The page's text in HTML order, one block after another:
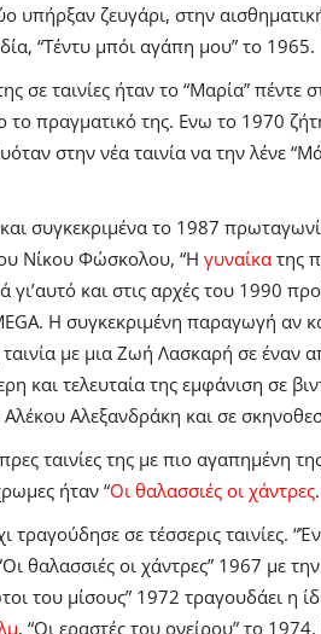
ζευγάρι, στην αισθηματική
“Τέντυ μπόι αγάπη μου” το 1965.
σε ταινίες ήταν το “Μαρία” πέντε
το πραγματικό της. Ενω το 1970
στην νέα ταινία να την λένε
και συγκεκριμένα το 1987
Νίκου Φώσκολου, “Η γυναίκα της
γι’αυτό και στις αρχές του 1990
Η συγκεκριμένη παραγωγή αν
με μια Ζωή Λασκαρή σε έναν
και τελευταία της εμφάνιση σε
Αλέκου Αλεξανδράκη και σε
ταινίες της με πιο αγαπημένη
ήταν “Οι θαλασσιές οι χάντρες.
τραγούδησε σε τέσσερις ταινίες.
θαλασσιές οι χάντρες” 1967 με
του μίσους” 1972 τραγουδάει η
, “Οι εραστές του ονείρου” το 1974.